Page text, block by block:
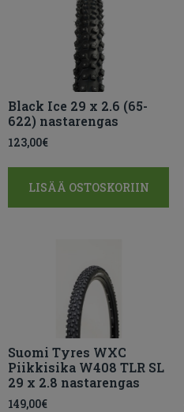
Black Ice 29 x 2.6 (65-
622) nastarengas
123,00€
LISÄÄ OSTOSKORIIN
Suomi Tyres WXC
Piikkisika W408 TLR SL
29 x 2.8 nastarengas
149,00€